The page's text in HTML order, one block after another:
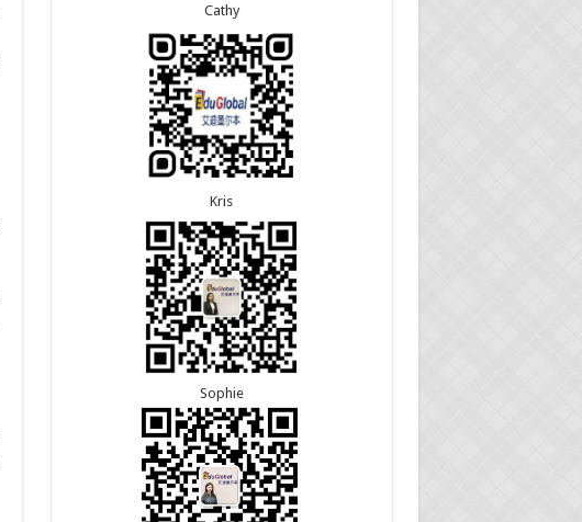
8.5恭喜江苏的杨女士190技术移民签证顺利下签！
8.3恭喜黑龙江的刘女士864父母签证顺利下签！
8.3恭喜天津的陈同学和妈妈590+500学生签证顺利
7.13恭喜广东的邓同学500学生签证顺利下签！
7.9恭喜广东的喻同学500学生签证顺利下签！
7.8恭喜黑龙江的刘女士600旅游签证顺利下签，三年
7.7恭喜北京的王先生和孩子600旅游签证顺利下签，
三年多次往返！
Cathy
Kris
Sophie